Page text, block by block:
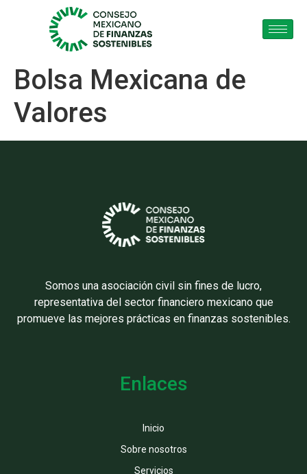
Bolsa Mexicana de
Valores
Somos una asociación civil sin fines de lucro,
representativa del sector financiero mexicano que
promueve las mejores prácticas en finanzas sostenibles.
Enlaces
Inicio
Sobre nosotros
Servicios